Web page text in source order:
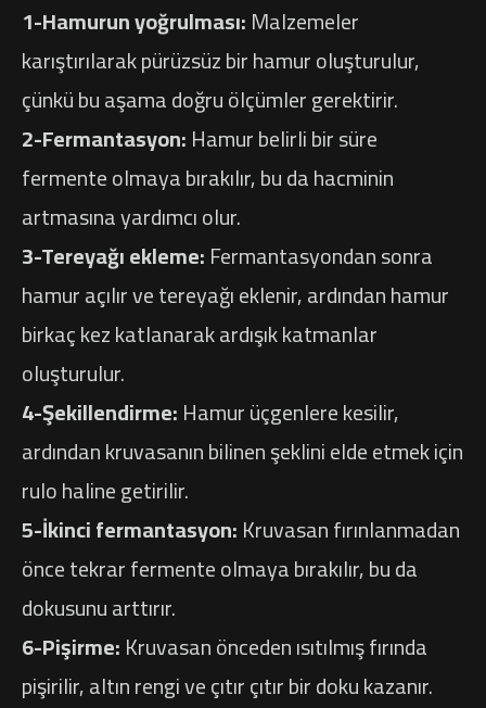
1-Hamurun yoğrulması:Malzemeler
karıştırılarak pürüzsüz bir hamur oluşturulur,
çünkü bu aşama doğru ölçümler gerektirir.
2-Fermantasyon:Hamur belirli bir süre
fermente olmaya bırakılır, bu da hacminin
artmasına yardımcı olur.
3-Tereyağı ekleme:Fermantasyondan sonra
hamur açılır ve tereyağı eklenir, ardından hamur
birkaç kez katlanarak ardışık katmanlar
oluşturulur.
4-Şekillendirme:Hamur üçgenlere kesilir,
ardından kruvasanın bilinen şeklini elde etmek için
rulo haline getirilir.
5-İkinci fermantasyon:Kruvasan fırınlanmadan
önce tekrar fermente olmaya bırakılır, bu da
dokusunu arttırır.
6-Pişirme:Kruvasan önceden ısıtılmış fırında
pişirilir, altın rengi ve çıtır çıtır bir doku kazanır.